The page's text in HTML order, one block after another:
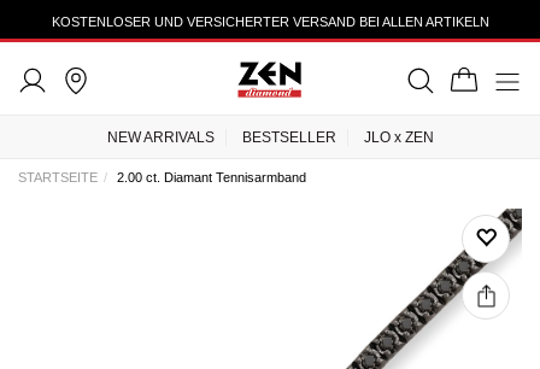
KOSTENLOSER UND VERSICHERTER VERSAND BEI ALLEN ARTIKELN
NEW ARRIVALS BESTSELLER JLO x ZEN
STARTSEITE 2.00 ct. Diamant Tennisarmband